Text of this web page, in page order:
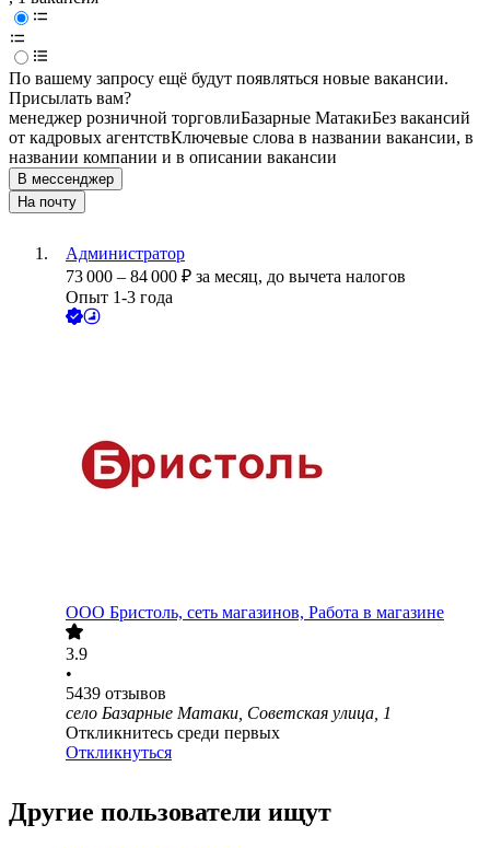
По вашему запросу ещё будут появляться новые вакансии.
Присылать вам?
менеджер розничной торговлиБазарные МатакиБез вакансий
от кадровых агентствКлючевые слова в названии вакансии, в
названии компании и в описании вакансии
В мессенджер
На почту
Администратор
73 000 – 84 000 ₽ за месяц, до вычета налогов
Опыт 1-3 года
ООО Бристоль, сеть магазинов, Работа в магазине
3.9
•
5439 отзывов
село Базарные Матаки, Советская улица, 1
Откликнитесь среди первых
Откликнуться
Другие пользователи ищут